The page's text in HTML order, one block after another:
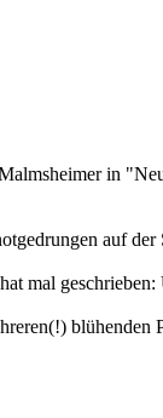
in
auf
mal
blühenden